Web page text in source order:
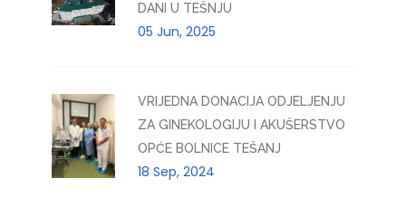
DANI U TEŠNJU
05 Jun, 2025
VRIJEDNA DONACIJA ODJELJENJU
ZA GINEKOLOGIJU I AKUŠERSTVO
OPĆE BOLNICE TEŠANJ
18 Sep, 2024